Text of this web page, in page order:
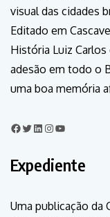
visual das cidades
Editado em
História Luiz
adesão em todo o
uma boa memória
Expediente
Uma publicação da